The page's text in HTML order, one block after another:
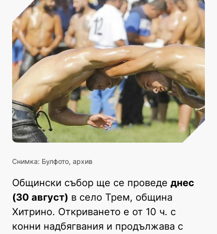
Снимка: Булфото, архив
Общински събор ще се проведе днес
(30 август) в село Трем, община
Хитрино. Откриването е от 10 ч. с
конни надбягвания и продължава с